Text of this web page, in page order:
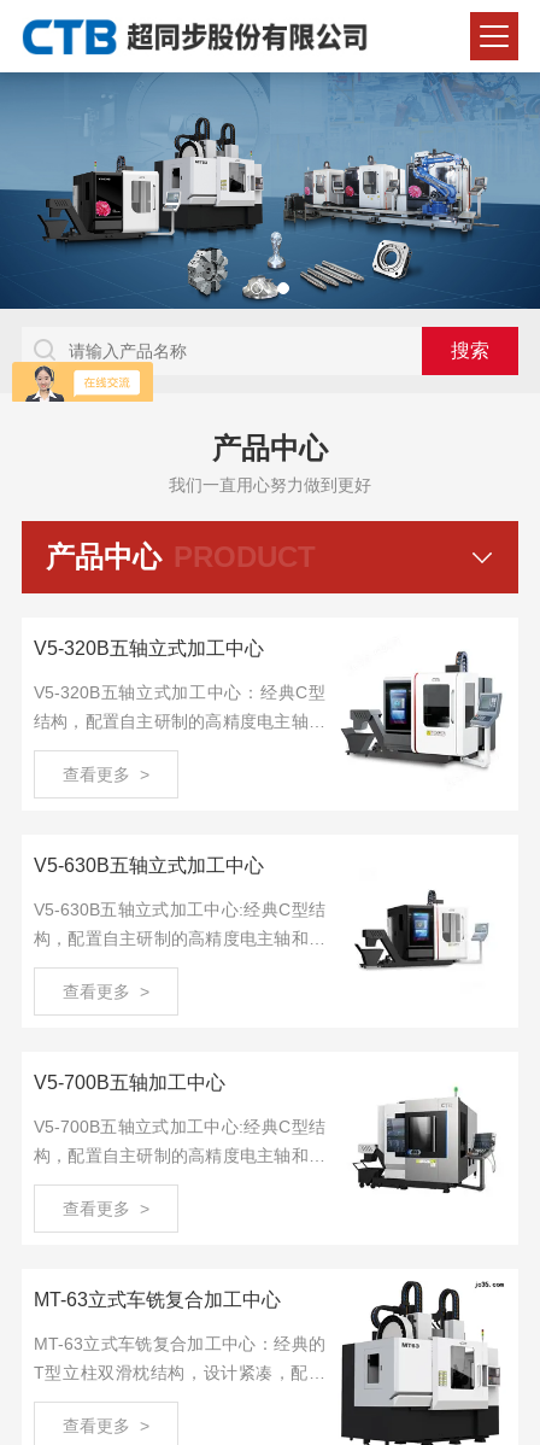
产品中心
我们一直用心努力做到更好
PRODUCT
产品中心
V5-320B五轴立式加工中心
V5-320B五轴立式加工中心：经典C型
结构，配置自主研制的高精度电主轴和
直驱转台，高档数控系统。支持选配多
种规格电主轴和车铣复合转台。
查看更多 >
V5-630B五轴立式加工中心
V5-630B五轴立式加工中心:经典C型结
构，配置自主研制的高精度电主轴和直
驱转台，高档数控系统。支持选配多种
规格电主轴和车铣复合转台。
查看更多 >
V5-700B五轴加工中心
V5-700B五轴立式加工中心:经典C型结
构，配置自主研制的高精度电主轴和直
驱转台，高档数控系统。支持选配多种
规格电主轴和车铣复合转台。
查看更多 >
MT-63立式车铣复合加工中心
MT-63立式车铣复合加工中心：经典的
T型立柱双滑枕结构，设计紧凑，配置
自主研制高精度铣削电主轴和大扭矩车
削电主轴、标配六工位电动刀塔，实现
查看更多 >